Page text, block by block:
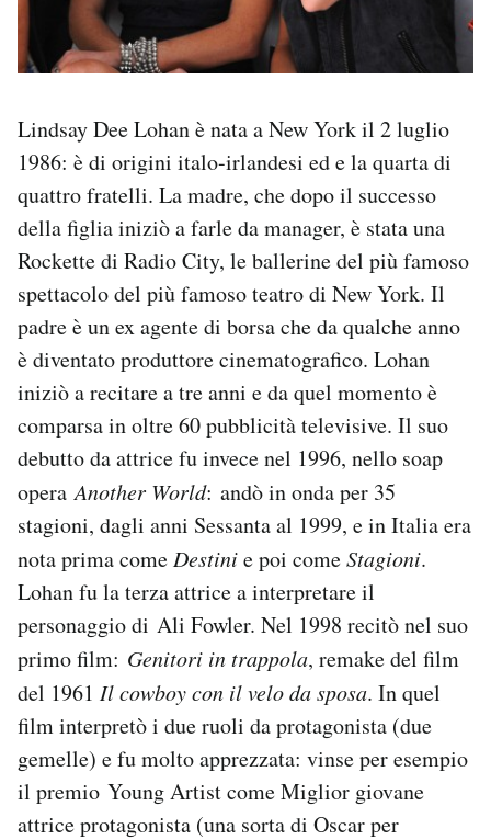
Lindsay Dee Lohan è nata a New York il 2 luglio
1986: è di origini italo-irlandesi ed e la quarta di
quattro fratelli. La madre, che dopo il successo
della figlia iniziò a farle da manager, è stata una
Rockette di Radio City, le ballerine del più famoso
spettacolo del più famoso teatro di New York. Il
padre è un ex agente di borsa che da qualche anno
è diventato produttore cinematografico. Lohan
iniziò a recitare a tre anni e da quel momento è
comparsa in oltre 60 pubblicità televisive. Il suo
debutto da attrice fu invece nel 1996, nello soap
operaAnother World: andò in onda per 35
stagioni, dagli anni Sessanta al 1999, e in Italia era
nota prima come Destinie poi comeStagioni.
Lohan fu la terza attrice a interpretare il
personaggio di Ali Fowler. Nel 1998 recitò nel suo
primo film: Genitori in trappola, remake del film
del 1961 Il cowboy con il velo da sposa. In quel
film interpretò i due ruoli da protagonista (due
gemelle) e fu molto apprezzata: vinse per esempio
il premio Young Artist come Miglior giovane
attrice protagonista (una sorta di Oscar per